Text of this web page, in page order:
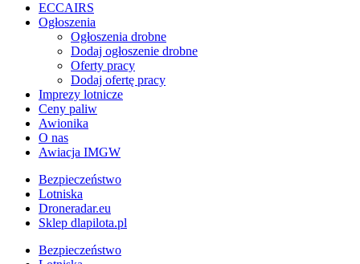
ECCAIRS
Ogłoszenia
Ogłoszenia drobne
Dodaj ogłoszenie drobne
Oferty pracy
Dodaj ofertę pracy
Imprezy lotnicze
Ceny paliw
Awionika
O nas
Awiacja IMGW
Bezpieczeństwo
Lotniska
Droneradar.eu
Sklep dlapilota.pl
Bezpieczeństwo